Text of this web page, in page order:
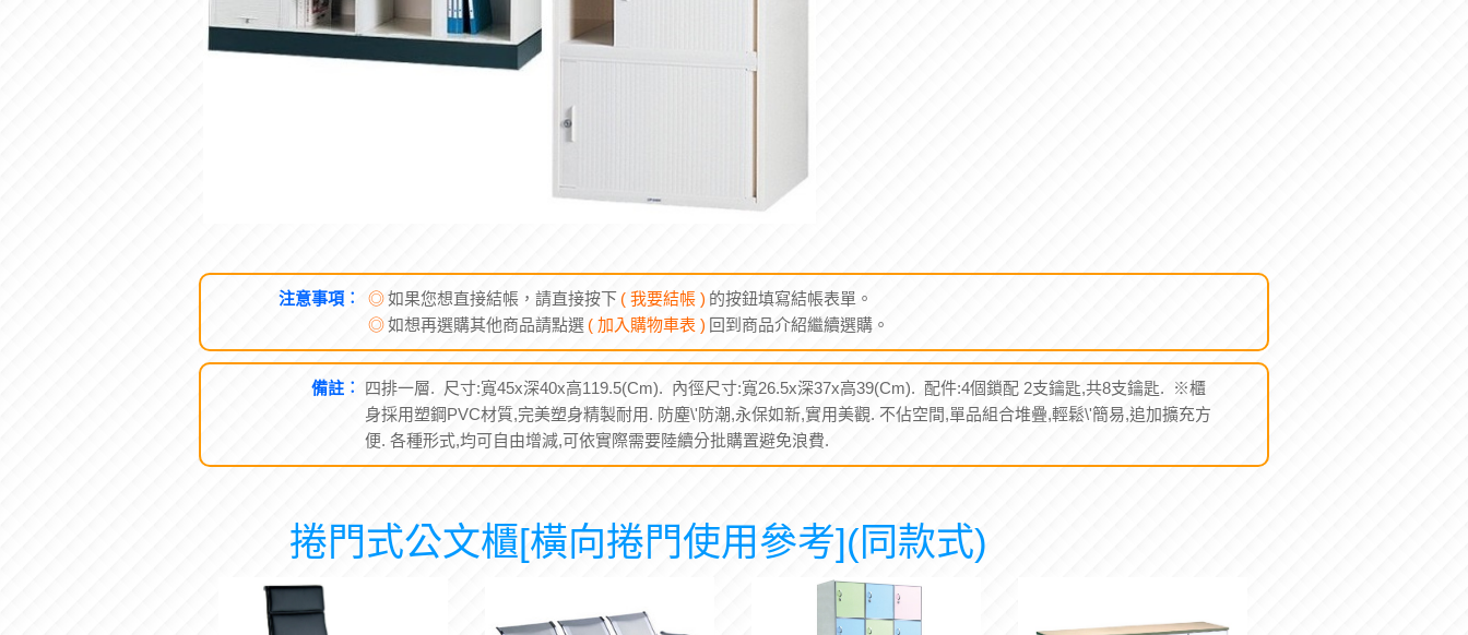
注意事項︰ ◎如果您想直接結帳，請直接按下 ( 我要結帳 ) 的按鈕填寫結帳表單。
◎如想再選購其他商品請點選 ( 加入購物車表 ) 回到商品介紹繼續選購。
備註︰
四排一層. 尺寸:寬45x深40x高119.5(Cm). 內徑尺寸:寬26.5x深37x高39(Cm). 配件:4個鎖配 2支鑰匙,共8支鑰匙. ※櫃
身採用塑鋼PVC材質,完美塑身精製耐用. 防塵\'防潮,永保如新,實用美觀. 不佔空間,單品組合堆疊,輕鬆\'簡易,追加擴充方
便. 各種形式,均可自由增減,可依實際需要陸續分批購置避免浪費.
捲門式公文櫃[橫向捲門使用參考](同款式)